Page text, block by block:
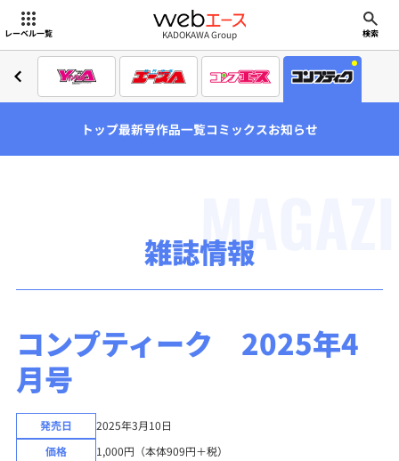
レーベル一覧 webエース
KADOKAWA Group 検索
トップ最新号作品一覧コミックスお知らせ
雑誌情報
コンプティーク 2025年4
月号
発売日
2025年3月10日
価格
1,000円（本体909円＋税）